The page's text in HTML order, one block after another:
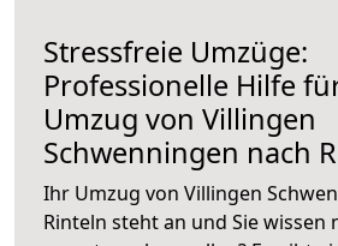
Stressfreie Umzüge:
Professionelle Hilfe
Umzug von Villingen
Schwenningen nach
Ihr Umzug von Villingen
Rinteln steht an und Sie wissen